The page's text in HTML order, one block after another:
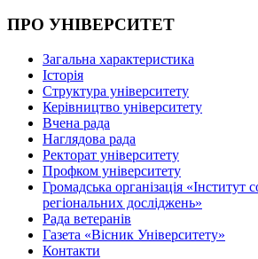
ПРО УНІВЕРСИТЕТ
Загальна характеристика
Історія
Структура університету
Керівництво університету
Вчена рада
Наглядова рада
Ректорат університету
Профком університету
Громадська організація «Інститут
регіональних досліджень»
Рада ветеранів
Газета «Вісник Університету»
Контакти